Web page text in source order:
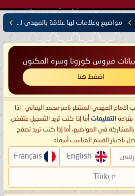
فيروس كورونا وسره المكنون
اضغط هنا
الإمام المهدي المنتظر ناصر محمد اليماني : إذا
التعليمات أما إذا كنت تريد التسجيل فتفضل
بالمشاركة في المواضيع، أما إذا كنت تريد تصفح
باختيار القسم المناسب أسفله.
English
Français
Türkçe